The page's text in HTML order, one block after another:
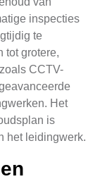
inspecties
te
tot grotere,
CCTV-
Het
is
het leidingwerk.